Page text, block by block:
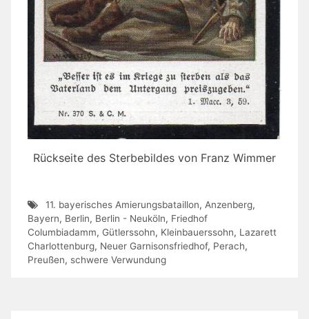
Rückseite des Sterbebildes von Franz Wimmer
11. bayerisches Amierungsbataillon, Anzenberg,
Bayern, Berlin, Berlin - Neuköln, Friedhof
Columbiadamm, Gütlerssohn, Kleinbauerssohn, Lazarett
Charlottenburg, Neuer Garnisonsfriedhof, Perach,
Preußen, schwere Verwundung